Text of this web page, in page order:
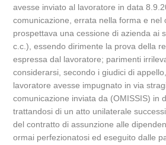
avesse inviato al lavoratore in data
comunicazione, errata nella forma e nel
prospettava una cessione di azienda ai
c.c.), essendo dirimente la prova della
espressa dal lavoratore; parimenti
considerarsi, secondo i giudici di
lavoratore avesse impugnato in via
comunicazione inviata da (OMISSIS) in
trattandosi di un atto unilaterale
del contratto di assunzione alle
ormai perfezionatosi ed eseguito dalle